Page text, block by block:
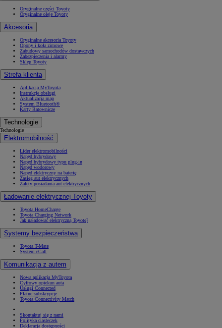
Oryginalne części Toyoty
Oryginalne oleje Toyoty
Akcesoria
Oryginalne akcesoria Toyoty
Opony i koła zimowe
Zabudowy samochodów dostawczych
Zabezpieczenia i alarmy
Sklep Toyoty
Strefa klienta
Aplikacja MyToyota
Instrukcje obsługi
Aktualizacja map
System Bluetooth®
Karty Ratownicze
Technologie
Technologie
Elektromobilność
Lider elektromobilności
Napęd hybrydowy
Napęd hybrydowy typu plug-in
Napęd wodorowy
Napęd elektryczny na baterię
Zasięg aut elektrycznych
Zalety posiadania aut elektrycznych
Ładowanie elektrycznej Toyoty
Toyota HomeCharge
Toyota Charging Network
Jak naładować elektryczną Toyotę?
Systemy bezpieczeństwa
Toyota T-Mate
System eCall
Komunikacja z autem
Nowa aplikacja MyToyota
Cyfrowy opiekun auta
Usługi Connected
Płatne subskrypcje
Toyota Connectivity Match
Skontaktuj się z nami
Polityka ciasteczek
Deklaracja dostępności